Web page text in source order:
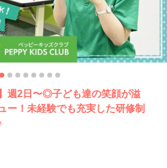
週2日〜◎子ども達の笑顔が溢
ー！未経験でも充実した研修制